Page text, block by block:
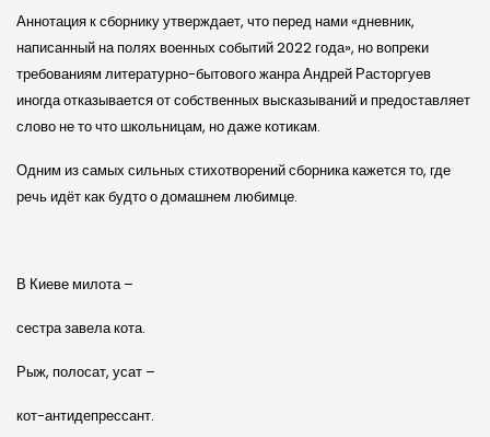
Аннотация к сборнику утверждает, что перед нами «дневник,
написанный на полях военных событий 2022 года», но вопреки
требованиям литературно-бытового жанра Андрей Расторгуев
иногда отказывается от собственных высказываний и предоставляет
слово не то что школьницам, но даже котикам.
Одним из самых сильных стихотворений сборника кажется то, где
речь идёт как будто о домашнем любимце.
В Киеве милота –
сестра завела кота.
Рыж, полосат, усат –
кот-антидепрессант.